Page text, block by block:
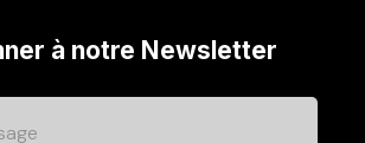
à notre Newsletter